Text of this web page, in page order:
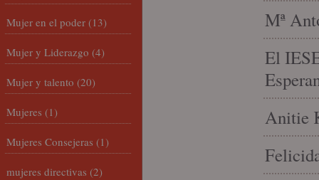
Mª
El
Anitie
Mujer en el poder (13)
Mujer y Liderazgo (4)
Mujer y talento (20)
Mujeres (1)
Mujeres Consejeras (1)
mujeres directivas (2)